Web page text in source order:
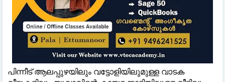
പിന്നീട് ആലപ്പുഴയിലും വട്ടോളിയിലുമുള്ള വാടക